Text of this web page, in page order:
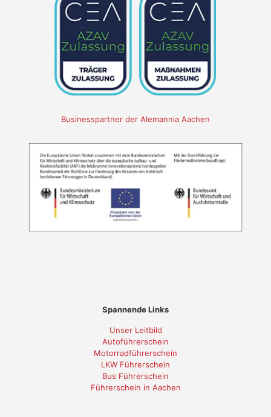
Businesspartner der Alemannia Aachen
Spannende Links
Unser Leitbild
Autoführerschein
Motorradführerschein
LKW Führerschein
Bus Führerschein
Führerschein in Aachen